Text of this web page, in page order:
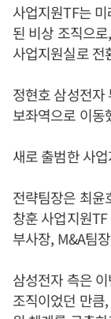
사업지원TF는
된 비상 조직으
사업지원실로 전
정현호 삼성전자
보좌역으로 이동
새로 출범한 사
전략팀장은 최윤
창훈 사업지원
부사장, M&A팀
삼성전자 측은
조직이었던 만큼